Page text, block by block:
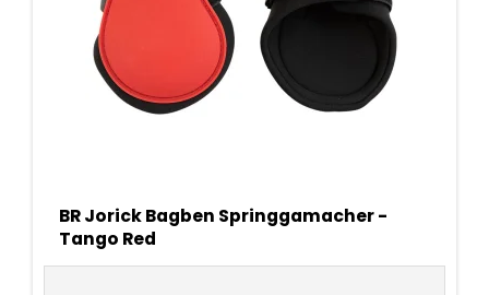
BR Jorick Bagben Springgamacher -
Tango Red